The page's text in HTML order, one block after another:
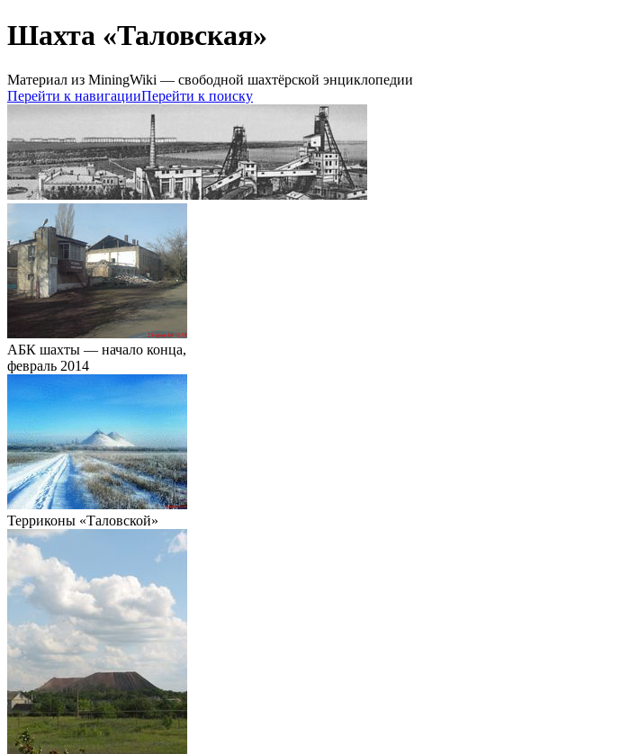
Шахта «Таловская»
Материал из MiningWiki — свободной шахтёрской энциклопедии
Перейти к навигацииПерейти к поиску
АБК шахты — начало конца,
февраль 2014
Терриконы «Таловской»